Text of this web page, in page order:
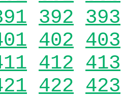
392 393
402 403
412 413
422 423